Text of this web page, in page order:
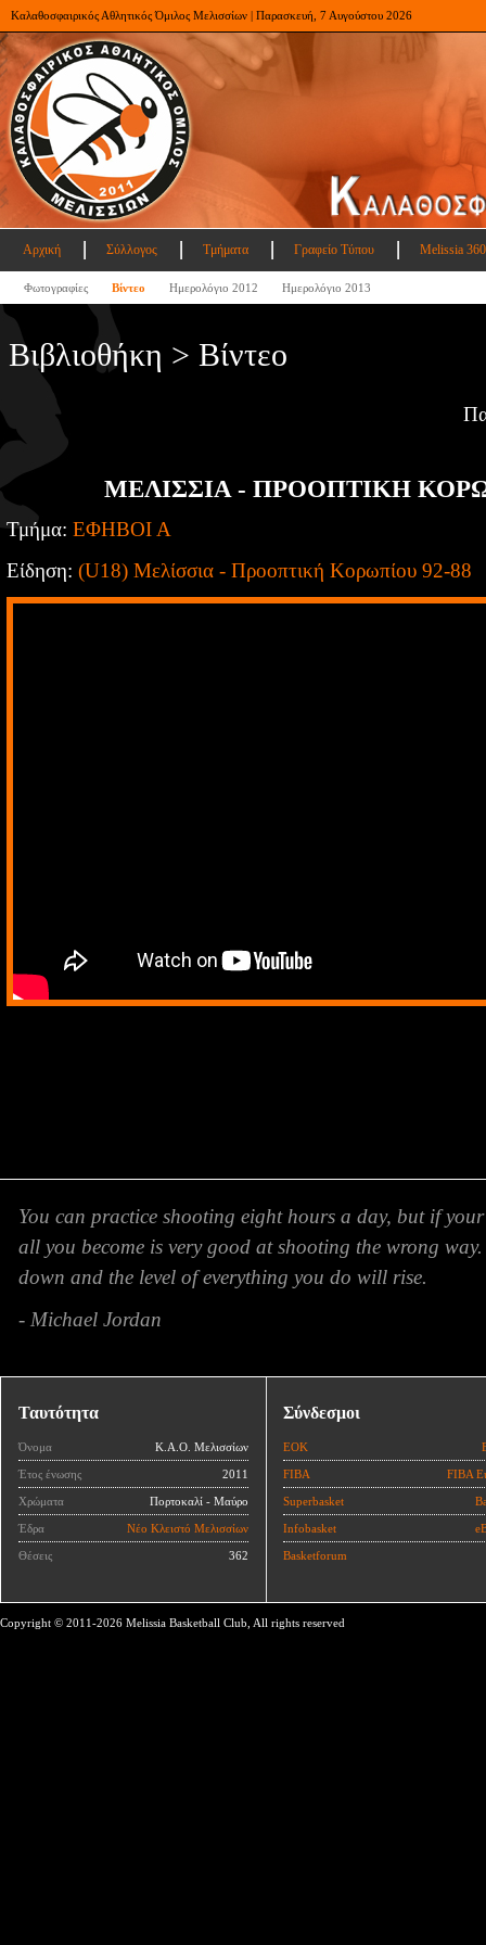
Καλαθοσφαιρικός Αθλητικός Όμιλος Μελισσίων | Παρασκευή, 7 Αυγούστου 2026
Αρχική Σύλλογος Τμήματα Γραφείο Τύπου Melissia
Φωτογραφίες Βίντεο Ημερολόγιο 2012 Ημερολόγιο 2013
Βιβλιοθήκη > Βίντεο
ΜΕΛΙΣΣΙΑ - ΠΡΟΟΠΤΙΚΗ
Τμήμα: ΕΦΗΒΟΙ Α
Είδηση: (U18) Μελίσσια - Προοπτική Κορωπίου 92-88
You can practice shooting eight hours a day, but if
all you become is very good at shooting the wrong
down and the level of everything you do will rise.
- Michael Jordan
Ταυτότητα
Όνομα Κ.Α.Ο. Μελισσίων
Έτος ένωσης 2011
Χρώματα Πορτοκαλί - Μαύρο
Έδρα Νέο Κλειστό Μελισσίων
Θέσεις 362
Σύνδεσμοι
ΕΟΚ
FIBA FIBA
Superbasket
Infobasket
Basketforum
Copyright © 2011-2026 Melissia Basketball Club, All rights reserved